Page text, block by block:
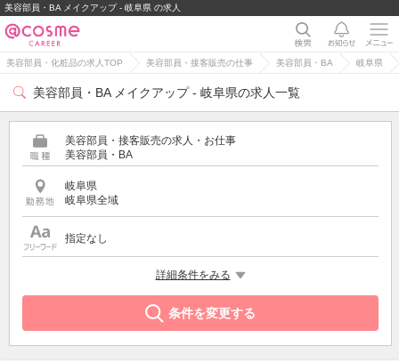
美容部員・BA メイクアップ - 岐阜県 の求人
美容部員・化粧品の求人TOP 美容部員・接客販売の仕事 美容部員・BA 岐阜県
美容部員・BA メイクアップ - 岐阜県の求人一覧
美容部員・接客販売の求人・お仕事
美容部員・BA
岐阜県
岐阜県全域
指定なし
詳細条件をみる
条件を変更する